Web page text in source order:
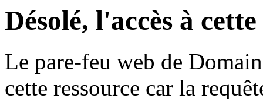
Désolé, l'accès à
Le pare-feu web de
cette ressource car la